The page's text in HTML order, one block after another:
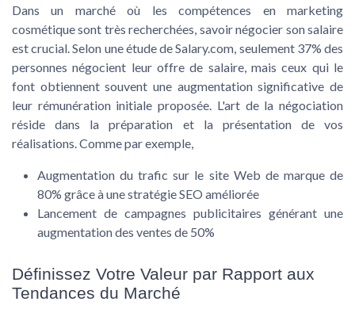
Dans un marché où les compétences en marketing
cosmétiquesont très recherchées, savoir négocier son salaire
est crucial. Selon une étude de Salary.com, seulement 37% des
personnes négocient leur offre de salaire, mais ceux qui le
font obtiennent souvent une augmentation significative de
leur rémunération initiale proposée. L'art de la négociation
réside dans la préparation et la présentation de vos
réalisations. Comme par exemple,
Augmentation du trafic sur le site Web de marque de
80% grâce à une stratégie SEO améliorée
Lancement de campagnes publicitaires générant une
augmentation des ventes de 50%
Définissez Votre Valeur par Rapport aux
Tendances du Marché